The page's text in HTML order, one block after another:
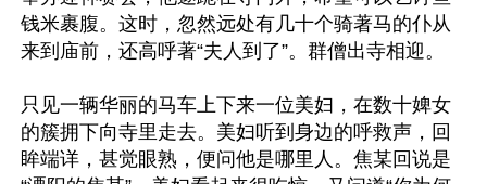
钱米裹腹。这时，忽然远处有几十个骑著马的仆从
来到庙前，还高呼著“夫人到了”。群僧出寺相迎。
只见一辆华丽的马车上下来一位美妇，在数十婢女
的簇拥下向寺里走去。美妇听到身边的呼救声，回
眸端详，甚觉眼熟，便问他是哪里人。焦某回说是